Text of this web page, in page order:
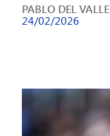
PABLO DEL VALLE
24/02/2026